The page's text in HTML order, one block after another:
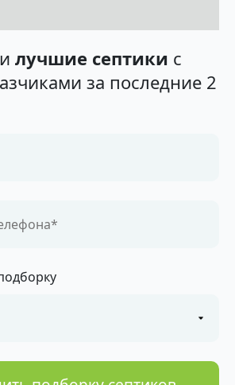
лучшие септики с
за последние 2